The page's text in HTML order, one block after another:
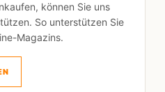
können Sie uns
So unterstützen Sie
Magazins.